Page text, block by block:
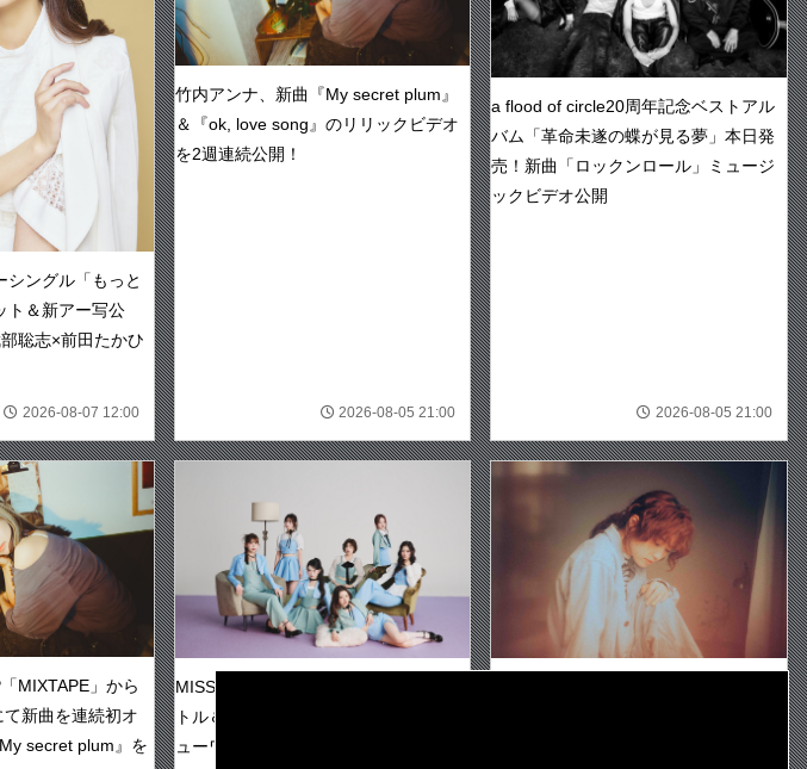
シングル「もっと
ト＆新アー写公
聡志×前田たかひ
2026-08-07 12:00
竹内アンナ、新曲『My secret plum』
＆『ok, love song』のリリックビデオ
を2週連続公開！
2026-08-05 21:00
a flood of circle20周年記念ベストアル
バム「革命未遂の蝶が見る夢」本日発
売！新曲「ロックンロール」ミュージ
ックビデオ公開
2026-08-05 21:00
MIXTAPE」から
新曲を連続初オ
secret plum』を
MISS MERCYメジャー1stシングルタイ
トル＆新ビジュアル公開メジャーデビ
ューワンマンライブの開催も決定
CLOSE